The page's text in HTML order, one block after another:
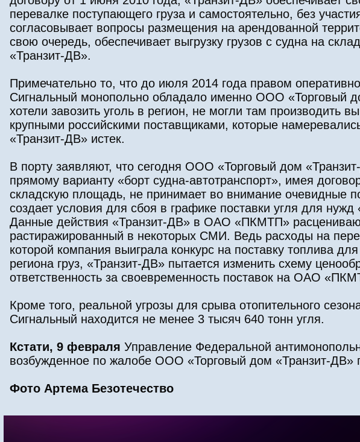
перевалке поступающего груза и самостоятельно, без
согласовывает вопросы размещения на арендованной
свою очередь, обеспечивает выгрузку грузов с судна на
«Транзит-ДВ».
Примечательно то, что до июля 2014 года правом
Сигнальный монопольно обладало именно ООО «Торговый
хотели завозить уголь в регион, не могли там производить
крупными российскими поставщиками, которые
«Транзит-ДВ» истек.
В порту заявляют, что сегодня ООО «Торговый дом
прямому варианту «борт судна-автотранспорт», имея
складскую площадь, не принимает во внимание очевидные
создает условия для сбоя в графике поставки угля для нужд
Данные действия «Транзит-ДВ» в ОАО «ПКМТП»
растиражированный в некоторых СМИ. Ведь расходы на
которой компания выиграла конкурс на поставку топлива
региона груз, «Транзит-ДВ» пытается изменить схему
ответственность за своевременность поставок на ОАО
Кроме того, реальной угрозы для срыва отопительного
Сигнальный находится не менее 3 тысяч 640 тонн угля.
Кстати, 9 февраля Управление Федеральной
возбужденное по жалобе ООО «Торговый дом «Транзит-ДВ»
Фото Артема Безотечество